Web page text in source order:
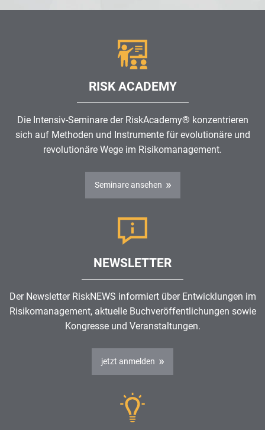
RISK ACADEMY
Die Intensiv-Seminare der RiskAcademy® konzentrieren
sich auf Methoden und Instrumente für evolutionäre und
revolutionäre Wege im Risikomanagement.
Seminare ansehen
NEWSLETTER
Der Newsletter RiskNEWS informiert über Entwicklungen im
Risikomanagement, aktuelle Buchveröffentlichungen sowie
Kongresse und Veranstaltungen.
jetzt anmelden